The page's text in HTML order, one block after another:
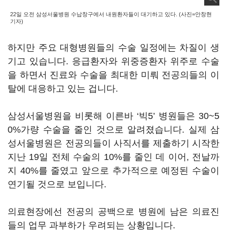
22일 오전 삼성서울병원 수납창구에서 내원환자들이 대기하고 있다. (사진=안창현
기자)
하지만 주요 대형병원들의 수술 일정에는 차질이 생
기고 있습니다. 응급환자와 위중증환자 위주로 수술
을 하면서 진료와 수술을 최대한 미뤄 전공의들의 이
탈에 대응하고 있는 겁니다.
삼성서울병원을 비롯해 이른바 ‘빅5’ 병원들은 30~5
0%가량 수술을 줄인 것으로 알려졌습니다. 실제 삼
성서울병원은 전공의들이 사직서를 제출하기 시작한
지난 19일 전체 수술의 10%를 줄인 데 이어, 전날까
지 40%를 줄였고 앞으로 추가적으로 예정된 수술이
연기될 것으로 보입니다.
의료현장에선 전공의 공백으로 병원에 남은 의료진
들의 업무 과부하가 우려되는 상황입니다.